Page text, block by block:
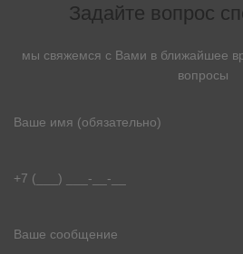
Задайте вопрос
мы свяжемся с Вами в ближайшее
вопросы